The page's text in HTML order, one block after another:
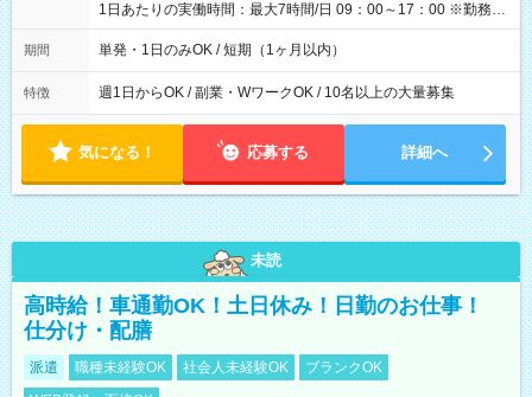
1日あたりの実働時間：最大7時間/日 09：00～17：00 ※勤務時
間は 試験により異なります。
期間 単発・1日のみOK / 短期（1ヶ月以内）
特徴 週1日からOK / 副業・WワークOK / 10名以上の大量募集
気になる！ 応募する 詳細へ
未読
高時給！車通勤OK！土日休み！日勤のお仕事！
仕分け・配膳
派遣 職種未経験OK 社会人未経験OK
ブランクOK